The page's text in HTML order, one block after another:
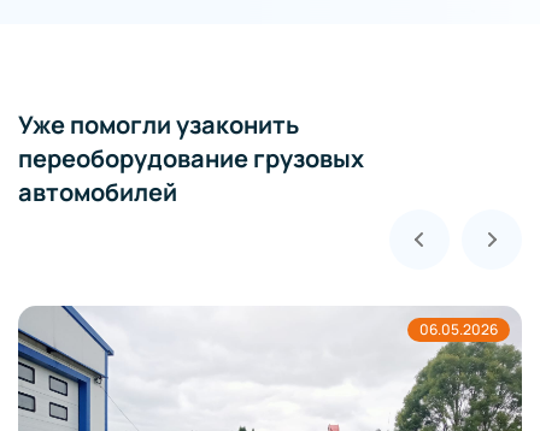
Уже помогли узаконить
переоборудование грузовых
автомобилей
06.05.2026